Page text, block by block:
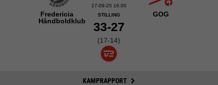
Fredericia
Håndboldklub
27-09-25 16:00
STILLING
33-27
(17-14)
GOG
KAMPRAPPORT